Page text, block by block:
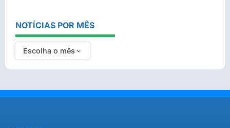
NOTÍCIAS POR MÊS
Escolha o mês